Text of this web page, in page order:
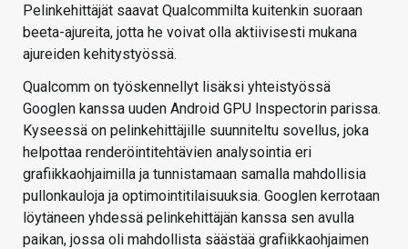
Pelinkehittäjät saavat Qualcommilta kuitenkin suoraan
beeta-ajureita, jotta he voivat olla aktiivisesti mukana
ajureiden kehitystyössä.
Qualcomm on työskennellyt lisäksi yhteistyössä
Googlen kanssa uuden Android GPU Inspectorin parissa.
Kyseessä on pelinkehittäjille suunniteltu sovellus, joka
helpottaa renderöintitehtävien analysointia eri
grafiikkaohjaimilla ja tunnistamaan samalla mahdollisia
pullonkauloja ja optimointitilaisuuksia. Googlen kerrotaan
löytäneen yhdessä pelinkehittäjän kanssa sen avulla
paikan, jossa oli mahdollista säästää grafiikkaohjaimen